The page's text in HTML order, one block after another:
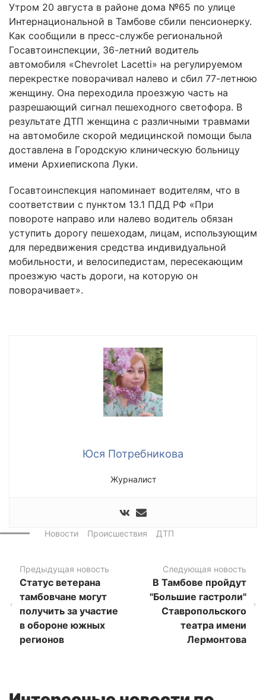
Утром 20 августа в районе дома №65 по улице
Интернациональной в Тамбове сбили пенсионерку.
Как сообщили в пресс-службе региональной
Госавтоинспекции, 36-летний водитель
автомобиля «Chevrolet Lacetti» на регулируемом
перекрестке поворачивал налево и сбил 77-летнюю
женщину. Она переходила проезжую часть на
разрешающий сигнал пешеходного светофора. В
результате ДТП женщина с различными травмами
на автомобиле скорой медицинской помощи была
доставлена в Городскую клиническую больницу
имени Архиепископа Луки.
Госавтоинспекция напоминает водителям, что в
соответствии с пунктом 13.1 ПДД РФ «При
повороте направо или налево водитель обязан
уступить дорогу пешеходам, лицам, использующим
для передвижения средства индивидуальной
мобильности, и велосипедистам, пересекающим
проезжую часть дороги, на которую он
поворачивает».
Юся Потребникова
Журналист
Новости Происшествия ДТП
Предыдущая новость
Статус ветерана
тамбовчане могут
получить за участие
в обороне южных
регионов
Следующая новость
В Тамбове пройдут
"Большие гастроли"
Ставропольского
театра имени
Лермонтова